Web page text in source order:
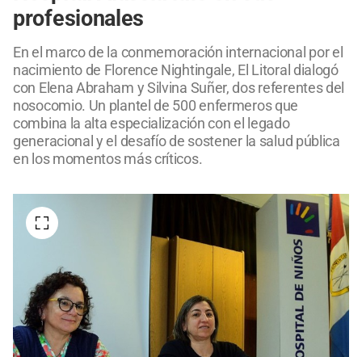
profesionales
En el marco de la conmemoración internacional por el
nacimiento de Florence Nightingale, El Litoral dialogó
con Elena Abraham y Silvina Suñer, dos referentes del
nosocomio. Un plantel de 500 enfermeros que
combina la alta especialización con el legado
generacional y el desafío de sostener la salud pública
en los momentos más críticos.